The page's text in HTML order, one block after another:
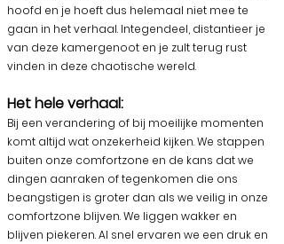
hoofd en je hoeft dus helemaal niet mee te
gaan in het verhaal. Integendeel, distantieer je
van deze kamergenoot en je zult terug rust
vinden in deze chaotische wereld.
Het hele verhaal:
Bij een verandering of bij moeilijke momenten
komt altijd wat onzekerheid kijken. We stappen
buiten onze comfortzone en de kans dat we
dingen aanraken of tegenkomen die ons
beangstigen is groter dan als we veilig in onze
comfortzone blijven. We liggen wakker en
blijven piekeren. Al snel ervaren we een druk en